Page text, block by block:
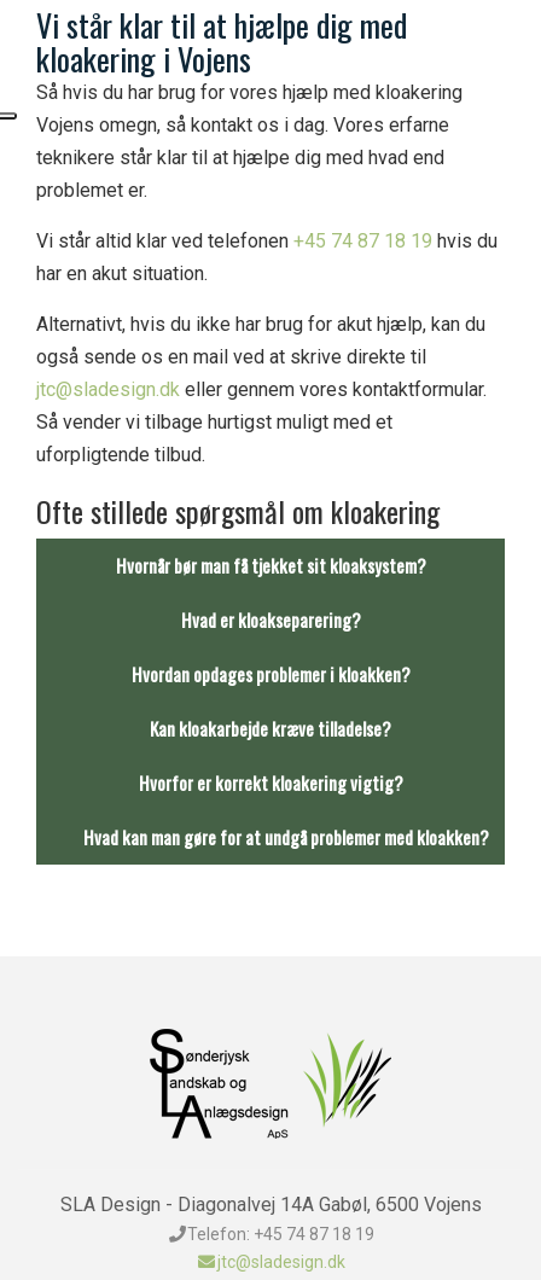
Vi står klar til at hjælpe dig med
kloakering iVojens
Så hvis du har brug for vores hjælp med kloakering
Vojens omegn, så kontakt os i dag. Vores erfarne
teknikere står klar til at hjælpe dig med hvad end
problemet er.
Vi står altid klar ved telefonen +45 74 87 18 19 hvis du
har en akut situation.
Alternativt, hvis du ikke har brug for akut hjælp, kan du
også sende os en mail ved at skrive direkte til
jtc@sladesign.dk eller gennem vores kontaktformular.
Så vender vi tilbage hurtigst muligt med et
uforpligtende tilbud.
Ofte stillede spørgsmål om kloakering
Hvornår bør man få tjekket sit kloaksystem?
Hvad er kloakseparering?
Hvordan opdages problemer i kloakken?
Kan kloakarbejde kræve tilladelse?
Hvorfor er korrekt kloakering vigtig?
Hvad kan man gøre for at undgå problemer med kloakken?
SLA Design - Diagonalvej 14A Gabøl, 6500 Vojens
Telefon: +45 74 87 18 19
jtc@sladesign.dk